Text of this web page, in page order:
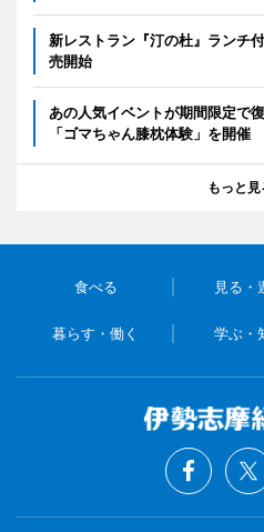
新レストラン『汀の杜』ランチ
売開始
あの人気イベントが期間限定で
「ゴマちゃん膝枕体験」を開催
もっと見
食べる 見る・
暮らす・働く 学ぶ・